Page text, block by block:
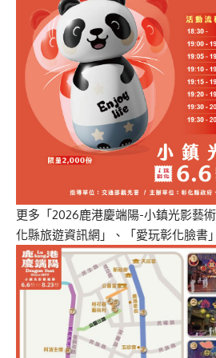
更多「2026鹿港慶端陽-小鎮光影藝
化縣旅遊資訊網」、「愛玩彰化臉書